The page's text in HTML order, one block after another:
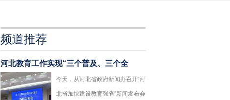
频道推荐
河北教育工作实现“三个普及、三个全
今天，从河北省政府新闻办召开“河
北省加快建设教育强省”新闻发布会